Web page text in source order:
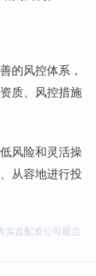
的风控体系，
质、风控措施
风险和灵活操
从容地进行投
实盘配资公司观点